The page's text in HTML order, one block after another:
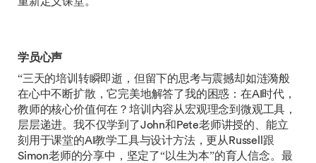
学员心声
“三天的培训转瞬即逝，但留下的思考与震撼却如涟漪般
在心中不断扩散，它完美地解答了我的困惑：在AI时代，
教师的核心价值何在？培训内容从宏观理念到微观工具，
层层递进。我不仅学到了John和Pete老师讲授的、能立
刻用于课堂的AI教学工具与设计方法，更从Russell跟
Simon老师的分享中，坚定了“以生为本”的育人信念。最